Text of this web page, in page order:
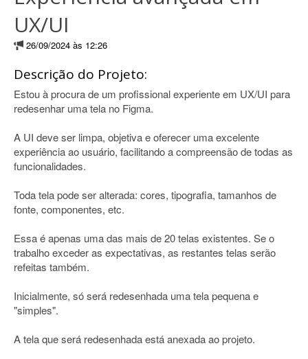
UX/UI
26/09/2024 às 12:26
Descrição do Projeto:
Estou à procura de um profissional experiente em UX/UI para
redesenhar uma tela no Figma.
A UI deve ser limpa, objetiva e oferecer uma excelente
experiência ao usuário, facilitando a compreensão de todas as
funcionalidades.
Toda tela pode ser alterada: cores, tipografia, tamanhos de
fonte, componentes, etc.
Essa é apenas uma das mais de 20 telas existentes. Se o
trabalho exceder as expectativas, as restantes telas serão
refeitas também.
Inicialmente, só será redesenhada uma tela pequena e
"simples".
A tela que será redesenhada está anexada ao projeto.